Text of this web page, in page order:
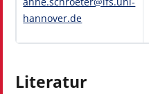
hannover.de
Literatur